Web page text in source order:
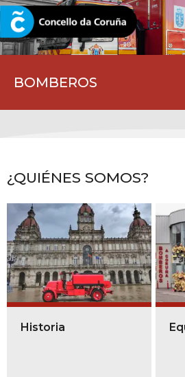
BOMBEROS
CORUNA.GAL
¿QUIÉNES SOMOS?
Historia